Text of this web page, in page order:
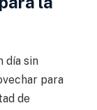
día sin
para
de